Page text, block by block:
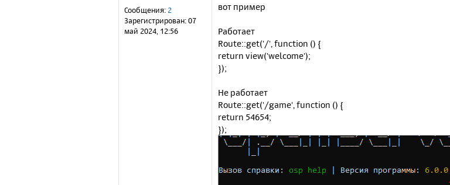
Сообщения: 2
Зарегистрирован:07
май 2024, 12:56
е
и
е
вот пример
Работает
Route::get('/', function () {
return view('welcome');
});
Не работает
Route::get('/game', function () {
return 54654;
});